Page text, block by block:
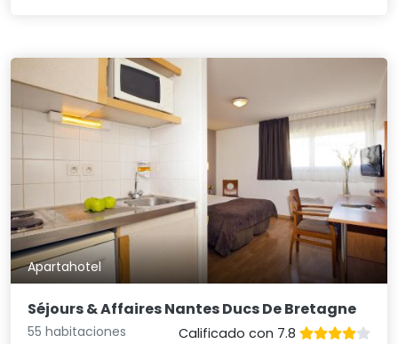
Apartahotel
Séjours & Affaires Nantes Ducs De Bretagne
55 habitaciones
Calificado con 7.8